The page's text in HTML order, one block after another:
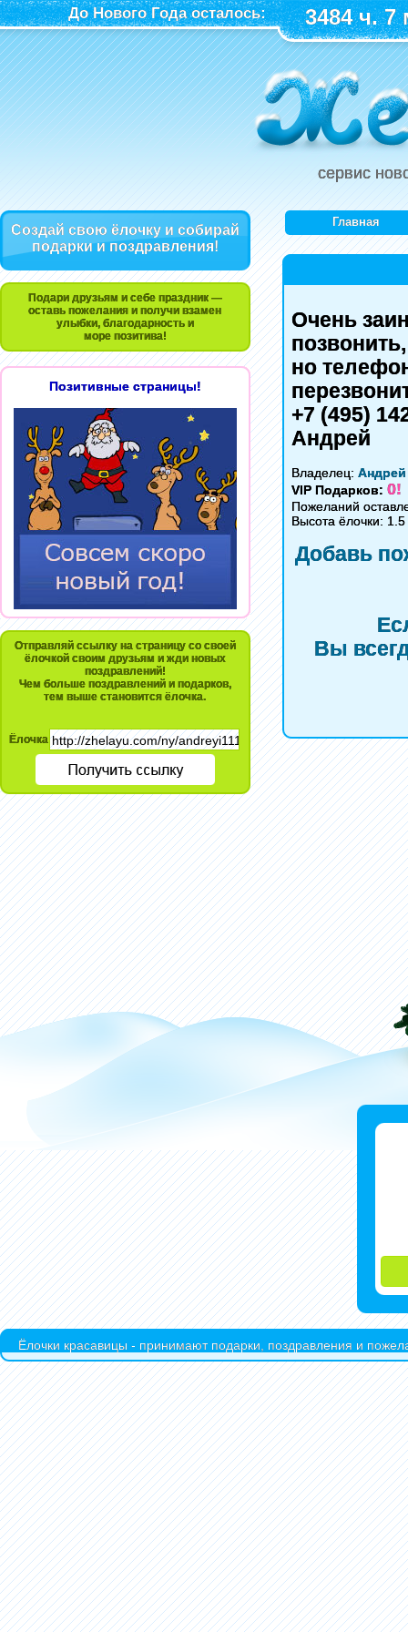
До Нового Года осталось: 3484 ч. 7
сервис
Создай свою ёлочку и собирай
подарки и поздравления!
Подари друзьям и себе праздник —
оставь пожелания и получи взамен
улыбки, благодарность и
море позитива!
Позитивные страницы!
Отправляй ссылку на страницу со своей
ёлочкой своим друзьям и жди новых
поздравлений!
Чем больше поздравлений и подарков,
тем выше становится ёлочка.
Ёлочка
Главная
Очень
позвонить,
но
+7 (495)
Андрей
Владелец: Андрей
VIP Подарков: 0!
Пожеланий
Высота ёлочки:
Добавь
Вы
Ёлочки красавицы - принимают подарки, поздравления и